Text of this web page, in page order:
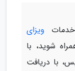
ویزای
شوید، با
با دریافت